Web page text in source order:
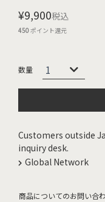
¥9,900税込
450ポイント還元
Customers outside
inquiry desk.
Global Network
商品についてのお問い合